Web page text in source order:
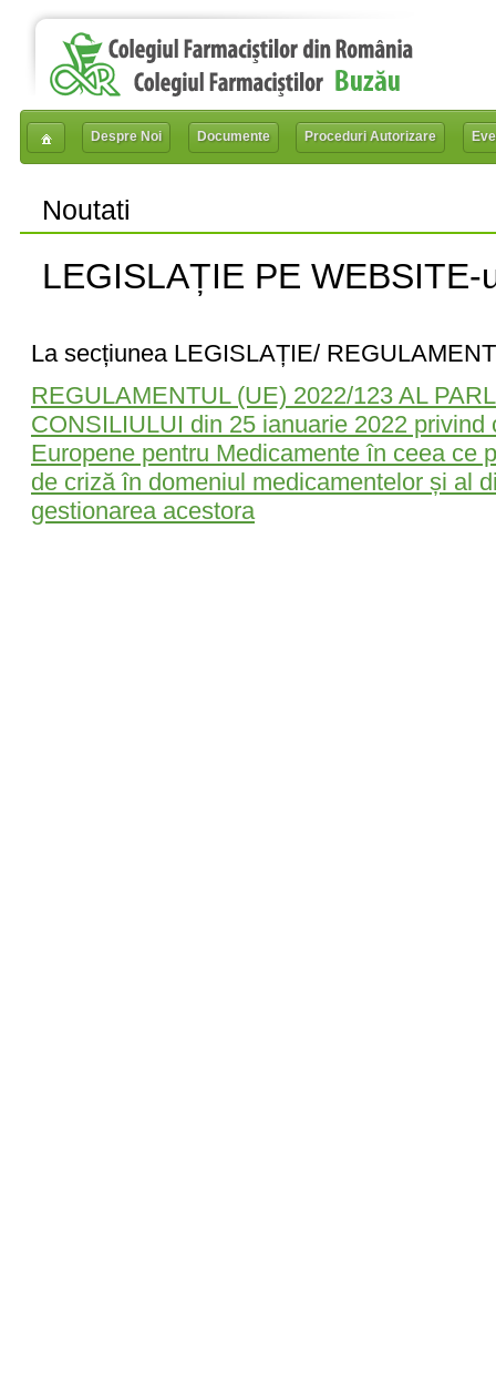
Despre Noi Documente Proceduri Autorizare
Noutati
LEGISLAȚIE PE WEBSITE-
La secțiunea LEGISLAȚIE/
REGULAMENTUL (UE) 2022/123 AL
CONSILIULUI din 25 ianuarie 2022
Europene pentru Medicamente în ceea ce
de criză în domeniul medicamentelor și al
gestionarea acestora